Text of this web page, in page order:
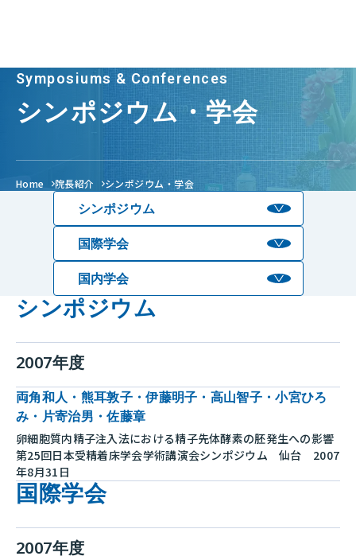
Symposiums & Conferences
シンポジウム・学会
Home 院長紹介 シンポジウム・学会
シンポジウム
国際学会
国内学会
シンポジウム
2007年度
両角和人・熊耳敦子・伊藤明子・高山智子・小宮ひろ
み・片寄治男・佐藤章
卵細胞質内精子注入法における精子先体酵素の胚発生への影響
第25回日本受精着床学会学術講演会シンポジウム 仙台 2007
年8月31日
国際学会
2007年度